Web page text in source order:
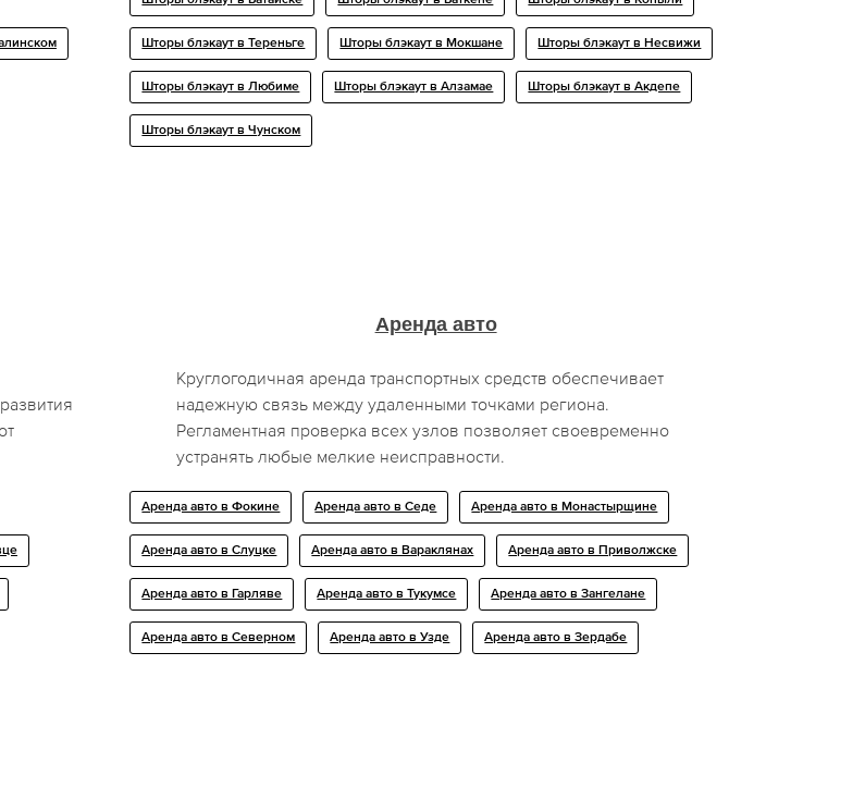
Шторы блэкаут в Тереньге Шторы блэкаут в Мокшане Шторы блэкаут в Несвижи
Шторы блэкаут в Любиме Шторы блэкаут в Алзамае Шторы блэкаут в Акдепе
Шторы блэкаут в Чунском
Аренда авто
Круглогодичная аренда транспортных средств обеспечивает
надежную связь между удаленными точками региона.
Регламентная проверка всех узлов позволяет своевременно
устранять любые мелкие неисправности.
Аренда авто в Фокине Аренда авто в Седе Аренда авто в Монастырщине
Аренда авто в Слуцке Аренда авто в Вараклянах Аренда авто в Приволжске
Аренда авто в Гарляве Аренда авто в Тукумсе Аренда авто в Зангелане
Аренда авто в Северном Аренда авто в Узде Аренда авто в Зердабе